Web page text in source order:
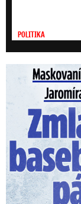
POLITIKA
Maskovaní muži